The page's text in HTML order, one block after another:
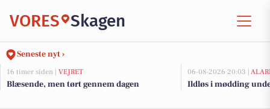
VORES Skagen
Seneste nyt ›
16 timer siden | VEJRET
Blæsende, men tørt gennem dagen
06-08-2026 20:03 |
Ildløs i mødding